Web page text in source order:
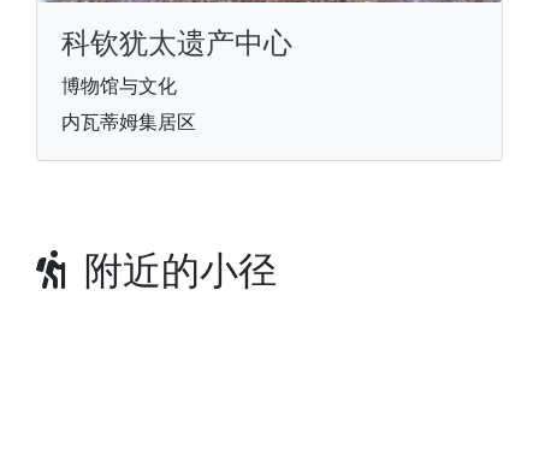
科钦犹太遗产中心
博物馆与文化
内瓦蒂姆集居区
附近的小径